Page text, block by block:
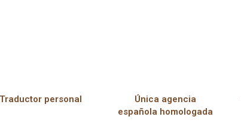
Traductor personal
Única agencia
española homologada